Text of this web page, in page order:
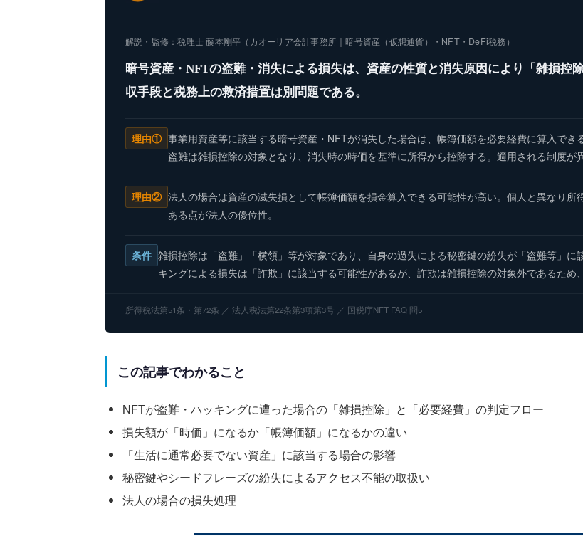
解説・監修：税理士 藤本剛平（カオーリア会計事務所｜暗号資産（仮想通貨）・NFT・DeFi税務）
暗号資産・NFTの盗難・消失による損失は、資産の性質と消失原因により「雑損控
収手段と税務上の救済措置は別問題である。
理由① 事業用資産等に該当する暗号資産・NFTが消失した場合は、帳簿価額を必要経費に算入で
盗難は雑損控除の対象となり、消失時の時価を基準に所得から控除する。適用される制度が
理由② 法人の場合は資産の滅失損として帳簿価額を損金算入できる可能性が高い。個人と異なり
ある点が法人の優位性。
条件 雑損控除は「盗難」「横領」等が対象であり、自身の過失による秘密鍵の紛失が「盗難等」
キングによる損失は「詐欺」に該当する可能性があるが、詐欺は雑損控除の対象外であるため
所得税法第51条・第72条 ／ 法人税法第22条第3項第3号 ／ 国税庁NFT FAQ 問5
この記事でわかること
NFTが盗難・ハッキングに遭った場合の「雑損控除」と「必要経費」の判定フロー
損失額が「時価」になるか「帳簿価額」になるかの違い
「生活に通常必要でない資産」に該当する場合の影響
秘密鍵やシードフレーズの紛失によるアクセス不能の取扱い
法人の場合の損失処理